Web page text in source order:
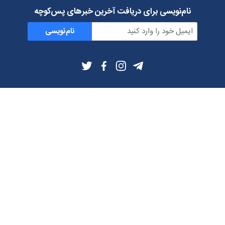
نام‌نویسی برای دریافت آخرین خبرهای پس‌کوچه
نام‌نویسی